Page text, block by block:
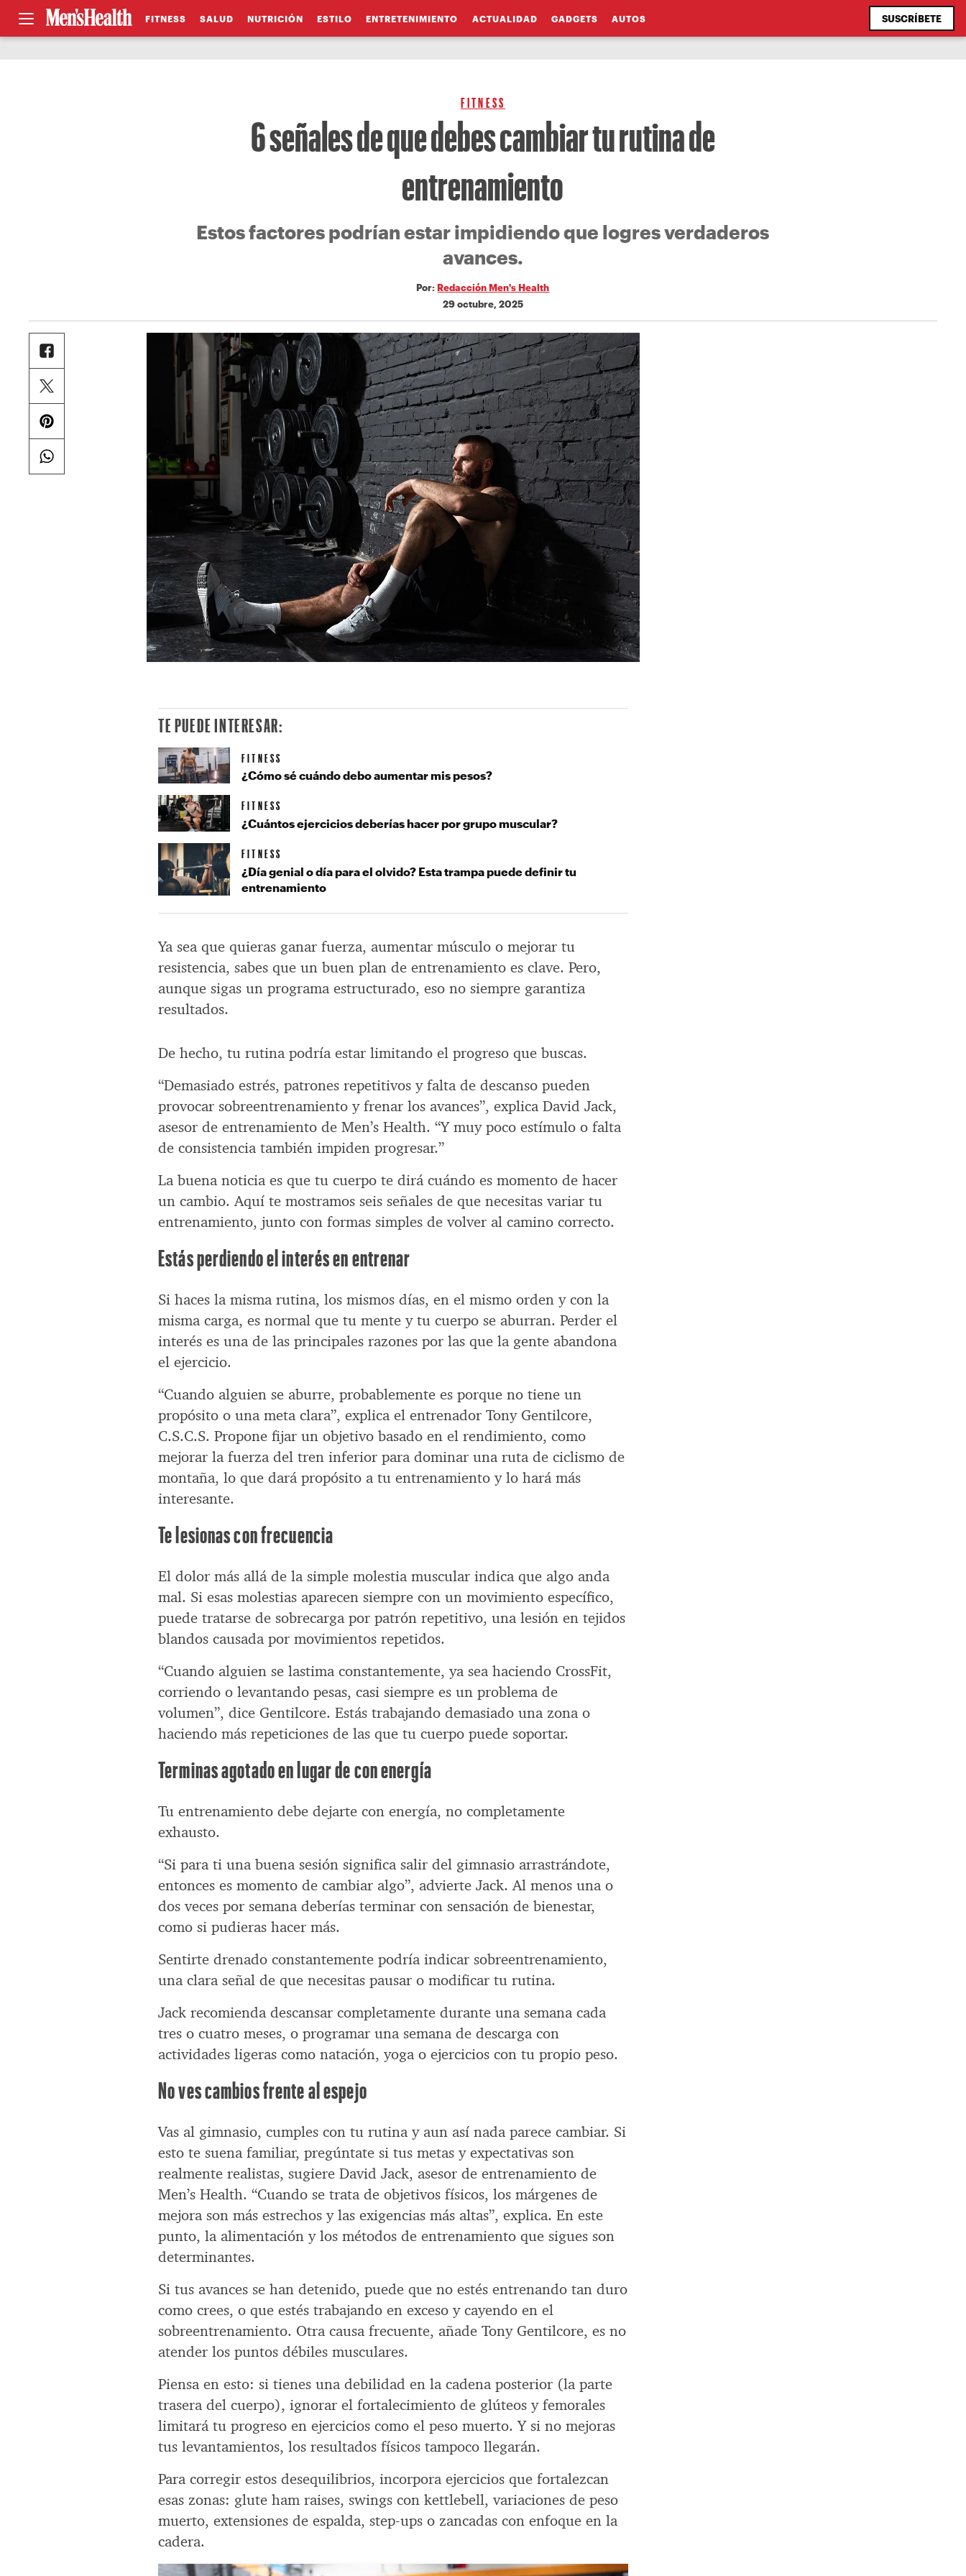
FITNESS SALUD NUTRICIÓN ESTILO ENTRETENIMIENTO ACTUALIDAD GADGETS AUTOS SUSCRÍBETE
FITNESS
6 señales de que debes cambiar tu rutina de
entrenamiento
Estos factores podrían estar impidiendo que logres verdaderos
avances.
Por:Redacción Men's Health
29 octubre, 2025
Ya sea que quieras ganar fuerza, aumentar músculo o mejorar tu
resistencia, sabes que un buen plan de entrenamiento es clave. Pero,
aunque sigas un programa estructurado, eso no siempre garantiza
resultados.
De hecho, tu rutina podría estar limitando el progreso que buscas.
“Demasiado estrés, patrones repetitivos y falta de descanso pueden
provocar sobreentrenamiento y frenar los avances”, explica David Jack,
asesor de entrenamiento de Men’s Health. “Y muy poco estímulo o falta
de consistencia también impiden progresar.”
La buena noticia es que tu cuerpo te dirá cuándo es momento de hacer
un cambio. Aquí te mostramos seis señales de que necesitas variar tu
entrenamiento, junto con formas simples de volver al camino correcto.
Estás perdiendo el interés en entrenar
Si haces la misma rutina, los mismos días, en el mismo orden y con la
misma carga, es normal que tu mente y tu cuerpo se aburran. Perder el
interés es una de las principales razones por las que la gente abandona
el ejercicio.
“Cuando alguien se aburre, probablemente es porque no tiene un
propósito o una meta clara”, explica el entrenador Tony Gentilcore,
C.S.C.S. Propone fijar un objetivo basado en el rendimiento, como
mejorar la fuerza del tren inferior para dominar una ruta de ciclismo de
montaña, lo que dará propósito a tu entrenamiento y lo hará más
interesante.
Te lesionas con frecuencia
El dolor más allá de la simple molestia muscular indica que algo anda
mal. Si esas molestias aparecen siempre con un movimiento específico,
puede tratarse de sobrecarga por patrón repetitivo, una lesión en tejidos
blandos causada por movimientos repetidos.
“Cuando alguien se lastima constantemente, ya sea haciendo CrossFit,
corriendo o levantando pesas, casi siempre es un problema de
volumen”, dice Gentilcore. Estás trabajando demasiado una zona o
haciendo más repeticiones de las que tu cuerpo puede soportar.
Terminas agotado en lugar de con energía
Tu entrenamiento debe dejarte con energía, no completamente
exhausto.
“Si para ti una buena sesión significa salir del gimnasio arrastrándote,
entonces es momento de cambiar algo”, advierte Jack. Al menos una o
dos veces por semana deberías terminar con sensación de bienestar,
como si pudieras hacer más.
Sentirte drenado constantemente podría indicar sobreentrenamiento,
una clara señal de que necesitas pausar o modificar tu rutina.
Jack recomienda descansar completamente durante una semana cada
tres o cuatro meses, o programar una semana de descarga con
actividades ligeras como natación, yoga o ejercicios con tu propio peso.
No ves cambios frente al espejo
Vas al gimnasio, cumples con tu rutina y aun así nada parece cambiar. Si
esto te suena familiar, pregúntate si tus metas y expectativas son
realmente realistas, sugiere David Jack, asesor de entrenamiento de
Men’s Health. “Cuando se trata de objetivos físicos, los márgenes de
mejora son más estrechos y las exigencias más altas”, explica. En este
punto, la alimentación y los métodos de entrenamiento que sigues son
determinantes.
Si tus avances se han detenido, puede que no estés entrenando tan duro
como crees, o que estés trabajando en exceso y cayendo en el
sobreentrenamiento. Otra causa frecuente, añade Tony Gentilcore, es no
atender los puntos débiles musculares.
Piensa en esto: si tienes una debilidad en la cadena posterior (la parte
trasera del cuerpo), ignorar el fortalecimiento de glúteos y femorales
limitará tu progreso en ejercicios como el peso muerto. Y si no mejoras
tus levantamientos, los resultados físicos tampoco llegarán.
Para corregir estos desequilibrios, incorpora ejercicios que fortalezcan
esas zonas: glute ham raises, swings con kettlebell, variaciones de peso
muerto, extensiones de espalda, step-ups o zancadas con enfoque en la
cadera.
TE PUEDE INTERESAR:
FITNESS
¿Cómo sé cuándo debo aumentar mis pesos?
FITNESS
¿Cuántos ejercicios deberías hacer por grupo muscular?
FITNESS
¿Día genial o día para el olvido? Esta trampa puede definir tu
entrenamiento